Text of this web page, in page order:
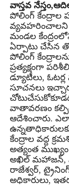
వాస్తవ
పోలింగ్
వ్యవహరించాలని
మండల
ఏర్పాటు చేసిన
పోలింగ్
ప్రత్యక్షంగా
డ్యూటీలు,
సూచనలు
వాతావరణం
ఆదేశించారు.
కేంద్రాల వద్ద
అత్యంత
అఖిల్ మహాజన్,
రాజేశ్వర్,
అధికారులు,